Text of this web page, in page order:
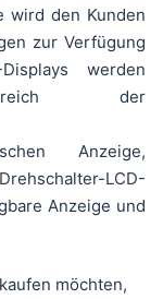
wird den Kunden
zur Verfügung
werden
der
Anzeige,
LCD-
Anzeige und
möchten,